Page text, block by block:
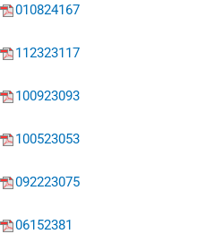
010824167
112323117
100923093
100523053
092223075
06152381